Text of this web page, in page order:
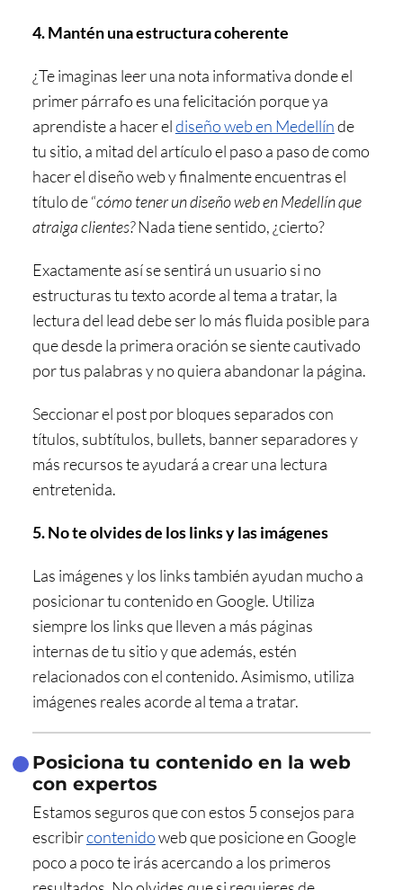
4. Mantén una estructura coherente
¿Te imaginas leer una nota informativa donde el
primer párrafo es una felicitación porque ya
aprendiste a hacer eldiseño web en Medellínde
tu sitio, a mitad del artículo el paso a paso de como
hacer eldiseño weby finalmente encuentras el
título de “cómo tener undiseño web en Medellínque
atraiga clientes?Nada tiene sentido, ¿cierto?
Exactamente así se sentirá un usuario si no
estructuras tu texto acorde al tema a tratar, la
lectura del lead debe ser lo más fluida posible para
que desde la primera oración se siente cautivado
por tus palabras y no quiera abandonar la página.
Seccionar el post por bloques separados con
títulos, subtítulos, bullets, banner separadores y
más recursos te ayudará a crear una lectura
entretenida.
5. No te olvides de los links y las imágenes
Las imágenes y los links también ayudan mucho a
posicionar tu contenido en Google. Utiliza
siempre los links que lleven a más páginas
internas de tu sitio y que además, estén
relacionados con el contenido. Asimismo, utiliza
imágenes reales acorde al tema a tratar.
Posiciona tu contenido en la web
con expertos
Estamos seguros que con estos 5 consejos para
escribircontenidoweb que posicioneen Google
poco a poco te irás acercando a los primeros